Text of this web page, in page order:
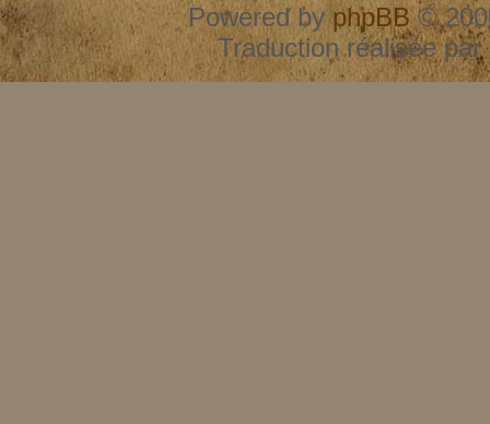
Powered byphpBB©
Traduction réalisée par